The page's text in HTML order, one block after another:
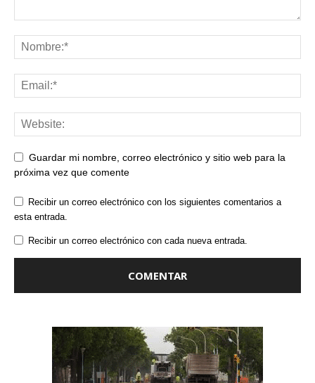
Guardar mi nombre, correo electrónico y sitio web para la
próxima vez que comente
Recibir un correo electrónico con los siguientes comentarios a
esta entrada.
Recibir un correo electrónico con cada nueva entrada.